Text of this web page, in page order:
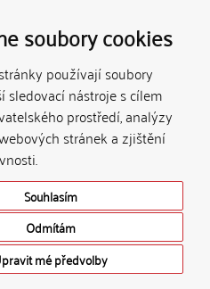
soubory cookies
používají soubory
sledovací nástroje s cílem
prostředí, analýzy
stránek a zjištění
Souhlasím
Odmítám
mé předvolby
k
not